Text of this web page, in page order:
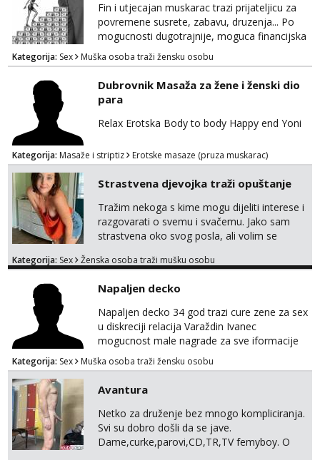
Fin i utjecajan muskarac trazi prijateljicu za
povremene susrete, zabavu, druzenja... Po
mogucnosti dugotrajnije, moguca financijska
potpora!
Kategorija: Sex Muška osoba traži žensku osobu
Dubrovnik Masaža za žene i ženski dio
para
Relax Erotska Body to body Happy end Yoni
Kategorija: Masaže i striptiz Erotske masaze (pruza muskarac)
Strastvena djevojka traži opuštanje
Tražim nekoga s kime mogu dijeliti interese i
razgovarati o svemu i svačemu. Jako sam
strastvena oko svog posla, ali volim se
Voljela bi naci nekoga pa da se nemoram
ispod i nadji me tamo, cekam te!
Kategorija: Sex Ženska osoba traži mušku osobu
Napaljen decko
Napaljen decko 34 god trazi cure zene za sex
u diskreciji relacija Varaždin Ivanec
mogucnost male nagrade za sve iformacije
pisite na broj 098819637 pusa
Kategorija: Sex Muška osoba traži žensku osobu
Avantura
Netko za druženje bez mnogo kompliciranja.
Svi su dobro došli da se jave.
Dame,curke,parovi,CD,TR,TV femyboy. O